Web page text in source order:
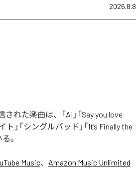
2026.8.8
れた楽曲は、「AI」「Say you love
ト」「シングルバッド」「It’s Finally the
。
Music、 Amazon Music Unlimited